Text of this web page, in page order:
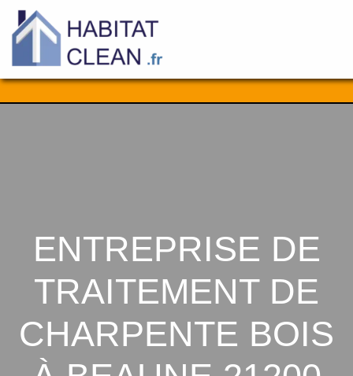
Aller
ENTREPRISE DE
TRAITEMENT DE
CHARPENTE BOIS